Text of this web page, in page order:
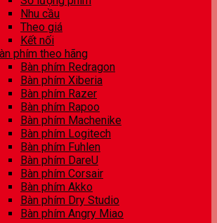
Nhu cầu
Theo giá
Kết nối
phím theo hãng
Bàn phím Redragon
Bàn phím Xiberia
Bàn phím Razer
Bàn phím Rapoo
Bàn phím Machenike
Bàn phím Logitech
Bàn phím Fuhlen
Bàn phím DareU
Bàn phím Corsair
Bàn phím Akko
Bàn phím Dry Studio
Bàn phím Angry Miao